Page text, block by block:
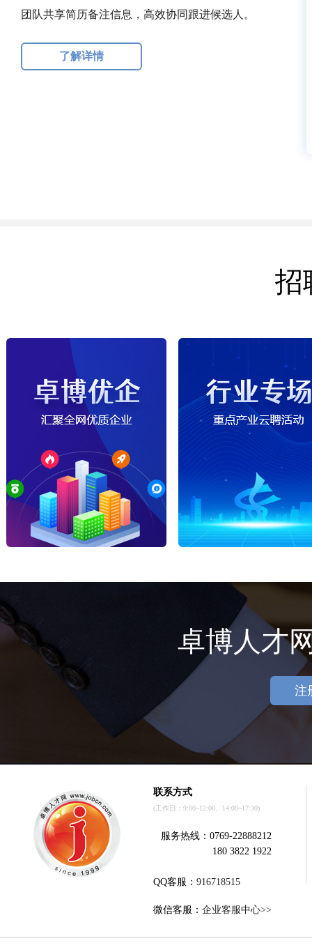
团队共享简历备注信息，高效协同跟进候选人。
了解详情
招
卓博人才
注
联系方式
(工作日：9:00~12:00、14:00~17:30)
服务热线：0769-22888212
180 3822 1922
QQ客服： 916718515
微信客服： 企业客服中心>>